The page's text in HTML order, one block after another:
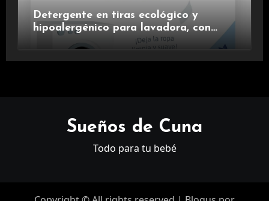
Detergente en tiras ecológico y
hipoalergénico para lavadora, con
suavizante incluido y fragancia de
Sueños de Cuna
Todo para tu bebé